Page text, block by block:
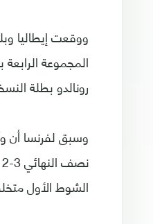
ووقعت إيطاليا
المجموعة
رونالدو بطلة النسخة الأولى عام 2019
الشوط الأول